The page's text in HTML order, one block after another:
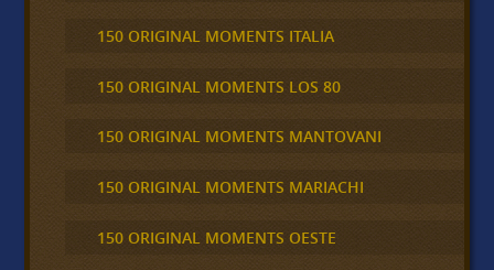
150 ORIGINAL MOMENTS ITALIA
150 ORIGINAL MOMENTS LOS 80
150 ORIGINAL MOMENTS MANTOVANI
150 ORIGINAL MOMENTS MARIACHI
150 ORIGINAL MOMENTS OESTE